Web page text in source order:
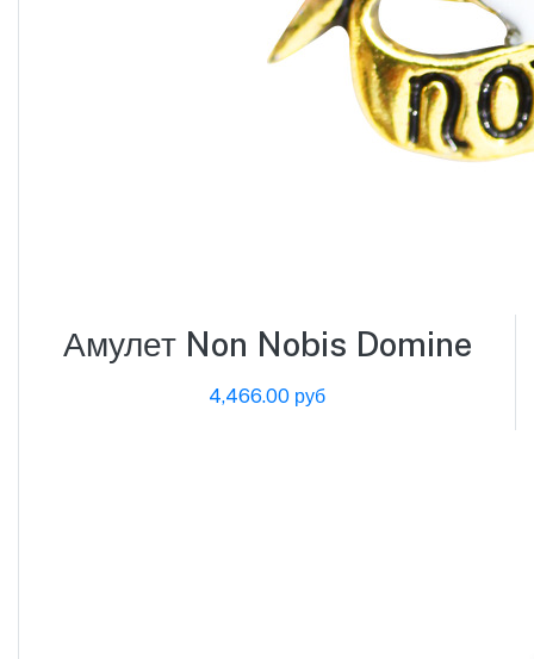
Амулет Non Nobis Domine
4,466.00 руб